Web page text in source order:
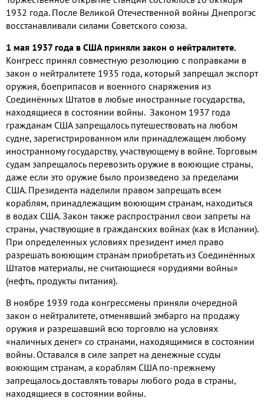
1932 года. После Великой Отечественной войны Днепрогэс
восстанавливали силами Советского союза.
1 мая 1937 года в США приняли закон о нейтралитете.
Конгресс принял совместную резолюцию с поправками в
закон о нейтралитете 1935 года, который запрещал экспорт
оружия, боеприпасов и военного снаряжения из
Соединённых Штатов в любые иностранные государства,
находящиеся в состоянии войны. Законом 1937 года
гражданам США запрещалось путешествовать на любом
судне, зарегистрированном или принадлежащем любому
иностранному государству, участвующему в войне. Торговым
судам запрещалось перевозить оружие в воюющие страны,
даже если это оружие было произведено за пределами
США. Президента наделили правом запрещать всем
кораблям, принадлежащим воюющим странам, находиться
в водах США. Закон также распространил свои запреты на
страны, участвующие в гражданских войнах (как в Испании).
При определенных условиях президент имел право
разрешать воюющим странам приобретать из Соединённых
Штатов материалы, не считающиеся «орудиями войны»
(нефть, продукты питания).
В ноябре 1939 года конгрессмены приняли очередной
закон о нейтралитете, отменявший эмбарго на продажу
оружия и разрешавший всю торговлю на условиях
«наличных денег» со странами, находящимися в состоянии
войны. Оставался в силе запрет на денежные ссуды
воюющим странам, а кораблям США по-прежнему
запрещалось доставлять товары любого рода в страны,
находящиеся в состоянии войны.